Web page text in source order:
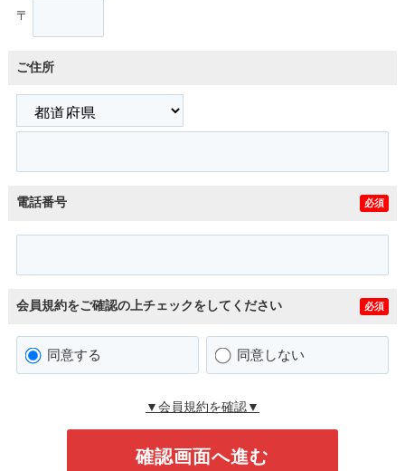
〒
ご住所
電話番号 必須
会員規約をご確認の上チェックをしてください 必須
同意する 同意しない
▼会員規約を確認▼